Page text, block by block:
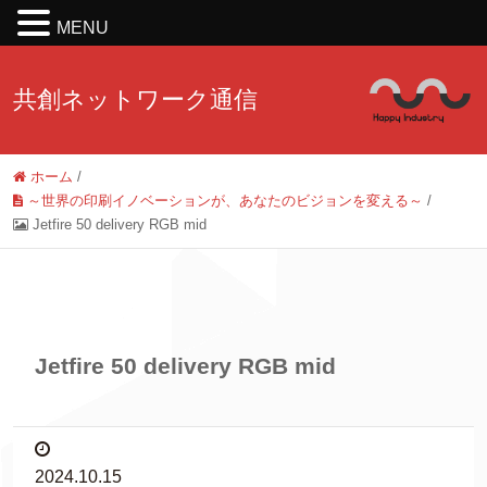
共創ネットワーク通信
ホーム /
～世界の印刷イノベーションが、あなたのビジョンを変える～ /
Jetfire 50 delivery RGB mid
Jetfire 50 delivery RGB mid
2024.10.15
MENU